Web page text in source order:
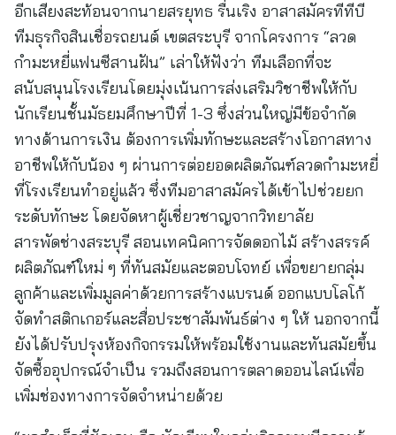
อีกเสียงสะท้อนจากนายสรยุทธ รื่นเริง อาสาสมัครทีทีบี
ทีมธุรกิจสินเชื่อรถยนต์ เขตสระบุรี จากโครงการ “ลวด
กำมะหยี่แฟนซีสานฝัน” เล่าให้ฟังว่า ทีมเลือกที่จะ
สนับสนุนโรงเรียนโดยมุ่งเน้นการส่งเสริมวิชาชีพให้กับ
นักเรียนชั้นมัธยมศึกษาปีที่ 1-3 ซึ่งส่วนใหญ่มีข้อจำกัด
ทางด้านการเงิน ต้องการเพิ่มทักษะและสร้างโอกาสทาง
อาชีพให้กับน้อง ๆ ผ่านการต่อยอดผลิตภัณฑ์ลวดกำมะหยี่
ที่โรงเรียนทำอยู่แล้ว ซึ่งทีมอาสาสมัครได้เข้าไปช่วยยก
ระดับทักษะ โดยจัดหาผู้เชี่ยวชาญจากวิทยาลัย
สารพัดช่างสระบุรี สอนเทคนิคการจัดดอกไม้ สร้างสรรค์
ผลิตภัณฑ์ใหม่ ๆ ที่ทันสมัยและตอบโจทย์ เพื่อขยายกลุ่ม
ลูกค้าและเพิ่มมูลค่าด้วยการสร้างแบรนด์ ออกแบบโลโก้
จัดทำสติกเกอร์และสื่อประชาสัมพันธ์ต่าง ๆ ให้ นอกจากนี้
ยังได้ปรับปรุงห้องกิจกรรมให้พร้อมใช้งานและทันสมัยขึ้น
จัดซื้ออุปกรณ์จำเป็น รวมถึงสอนการตลาดออนไลน์เพื่อ
เพิ่มช่องทางการจัดจำหน่ายด้วย